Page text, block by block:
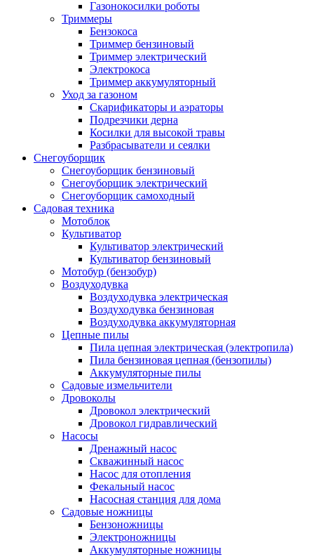
Газонокосилки роботы
Триммеры
Бензокоса
Триммер бензиновый
Триммер электрический
Электрокоса
Триммер аккумуляторный
Уход за газоном
Скарификаторы и аэраторы
Подрезчики дерна
Косилки для высокой травы
Разбрасыватели и сеялки
Снегоуборщик
Снегоуборщик бензиновый
Снегоуборщик электрический
Снегоуборщик самоходный
Садовая техника
Мотоблок
Культиватор
Культиватор электрический
Культиватор бензиновый
Мотобур (бензобур)
Воздуходувка
Воздуходувка электрическая
Воздуходувка бензиновая
Воздуходувка аккумуляторная
Цепные пилы
Пила цепная электрическая (электропила)
Пила бензиновая цепная (бензопилы)
Аккумуляторные пилы
Садовые измельчители
Дровоколы
Дровокол электрический
Дровокол гидравлический
Насосы
Дренажный насос
Скважинный насос
Насос для отопления
Фекальный насос
Насосная станция для дома
Садовые ножницы
Бензоножницы
Электроножницы
Аккумуляторные ножницы